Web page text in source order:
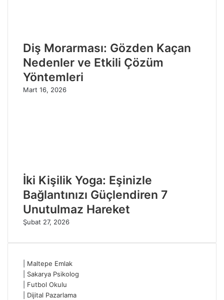
Diş Morarması: Gözden Kaçan
Nedenler ve Etkili Çözüm
Yöntemleri
Mart 16, 2026
İki Kişilik Yoga: Eşinizle
Bağlantınızı Güçlendiren 7
Unutulmaz Hareket
Şubat 27, 2026
Maltepe Emlak
Sakarya Psikolog
Futbol Okulu
Dijital Pazarlama